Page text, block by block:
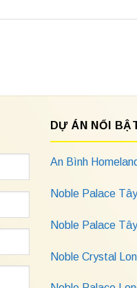
DỰ ÁN NỔI
An Bình
Noble Palace
Noble Palace
Noble Crystal